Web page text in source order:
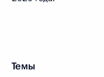
Темы